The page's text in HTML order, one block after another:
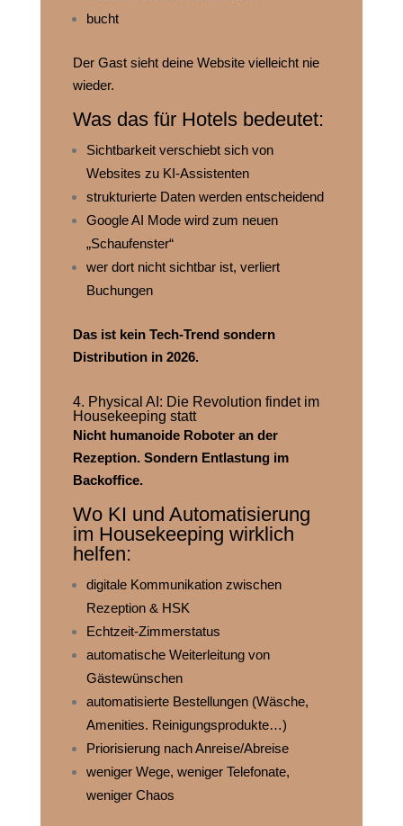
bucht
Der Gast sieht deine Website vielleicht nie
wieder.
Was das für Hotels bedeutet:
Sichtbarkeit verschiebt sich von
Websites zu KI‑Assistenten
strukturierte Daten werden entscheidend
Google AI Mode wird zum neuen
„Schaufenster“
wer dort nicht sichtbar ist, verliert
Buchungen
Das ist kein Tech‑Trend sondern
Distribution in 2026.
4. Physical AI: Die Revolution findet im
Housekeeping statt
Nicht humanoide Roboter an der
Rezeption. Sondern Entlastung im
Backoffice.
Wo KI und Automatisierung
im Housekeeping wirklich
helfen:
digitale Kommunikation zwischen
Rezeption & HSK
Echtzeit‑Zimmerstatus
automatische Weiterleitung von
Gästewünschen
automatisierte Bestellungen (Wäsche,
Amenities. Reinigungsprodukte…)
Priorisierung nach Anreise/Abreise
weniger Wege, weniger Telefonate,
weniger Chaos